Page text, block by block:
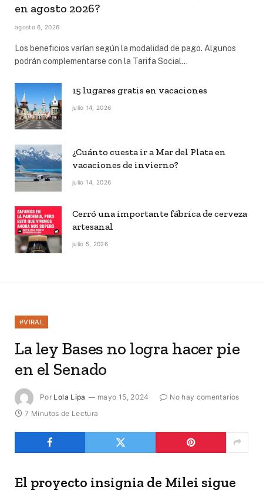
en agosto 2026?
agosto 6, 2026
Los beneficios varían según la modalidad de pago. Algunos
podrán complementarse con la Tarifa Social…
15 lugares gratis en vacaciones
julio 14, 2026
¿Cuánto cuesta ir a Mar del Plata en
vacaciones de invierno?
julio 14, 2026
Cerró una importante fábrica de cerveza
artesanal
julio 5, 2026
#VIRAL
La ley Bases no logra hacer pie
en el Senado
Por Lola Lipa mayo 15, 2024
No hay comentarios
7 Minutos de Lectura
El proyecto insignia de Milei sigue